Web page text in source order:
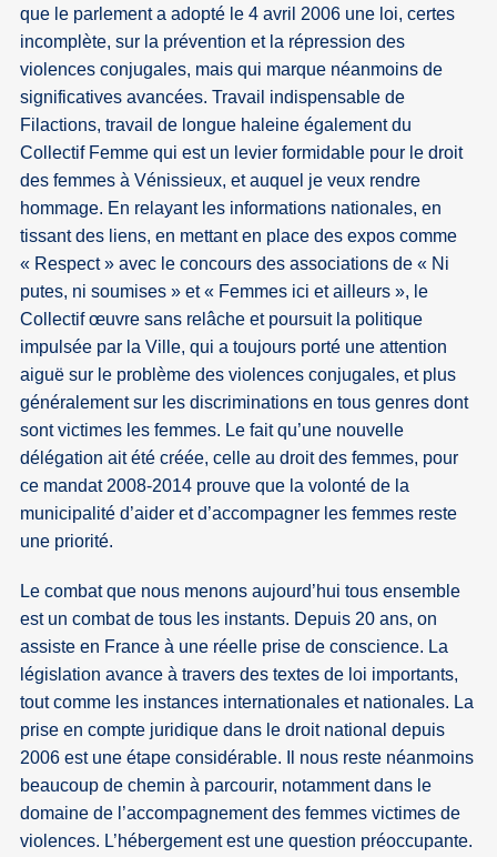
que le parlement a adopté le 4 avril 2006 une loi, certes
incomplète, sur la prévention et la répression des
violences conjugales, mais qui marque néanmoins de
significatives avancées. Travail indispensable de
Filactions, travail de longue haleine également du
Collectif Femme qui est un levier formidable pour le droit
des femmes à Vénissieux, et auquel je veux rendre
hommage. En relayant les informations nationales, en
tissant des liens, en mettant en place des expos comme
« Respect » avec le concours des associations de « Ni
putes, ni soumises » et « Femmes ici et ailleurs », le
Collectif œuvre sans relâche et poursuit la politique
impulsée par la Ville, qui a toujours porté une attention
aiguë sur le problème des violences conjugales, et plus
généralement sur les discriminations en tous genres dont
sont victimes les femmes. Le fait qu’une nouvelle
délégation ait été créée, celle au droit des femmes, pour
ce mandat 2008-2014 prouve que la volonté de la
municipalité d’aider et d’accompagner les femmes reste
une priorité.
Le combat que nous menons aujourd’hui tous ensemble
est un combat de tous les instants. Depuis 20 ans, on
assiste en France à une réelle prise de conscience. La
législation avance à travers des textes de loi importants,
tout comme les instances internationales et nationales. La
prise en compte juridique dans le droit national depuis
2006 est une étape considérable. Il nous reste néanmoins
beaucoup de chemin à parcourir, notamment dans le
domaine de l’accompagnement des femmes victimes de
violences. L’hébergement est une question préoccupante.